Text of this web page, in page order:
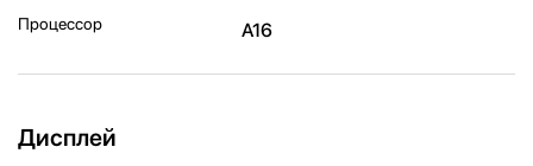
Процессор A16
Дисплей